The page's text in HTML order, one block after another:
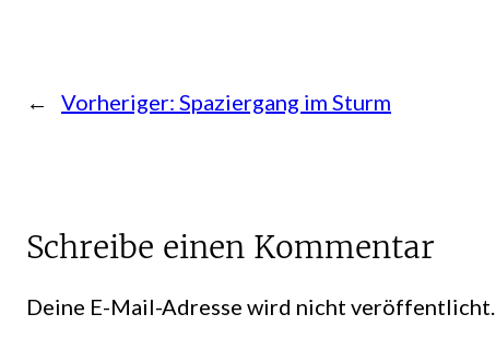
← Vorheriger: Spaziergang im Sturm
Schreibe einen Kommentar
Deine E-Mail-Adresse wird nicht veröffentlicht.